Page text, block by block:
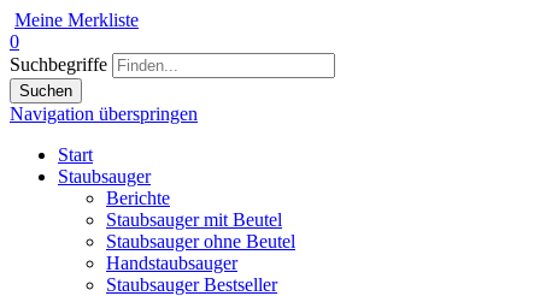
Meine Merkliste
0
Suchbegriffe
Suchen
Navigation überspringen
Start
Staubsauger
Berichte
Staubsauger mit Beutel
Staubsauger ohne Beutel
Handstaubsauger
Staubsauger Bestseller